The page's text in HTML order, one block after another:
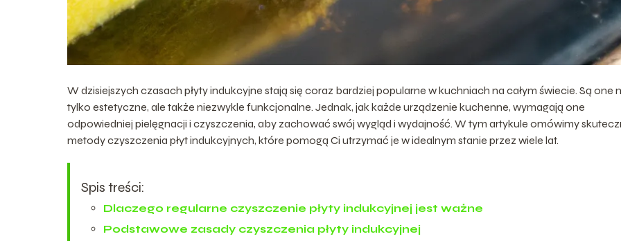
W dzisiejszych czasach płyty indukcyjne stają się coraz bardziej popularne w kuchniach na całym świecie. Są one
tylko estetyczne, ale także niezwykle funkcjonalne. Jednak, jak każde urządzenie kuchenne, wymagają one
odpowiedniej pielęgnacji i czyszczenia, aby zachować swój wygląd i wydajność. W tym artykule omówimy
metody czyszczenia płyt indukcyjnych, które pomogą Ci utrzymać je w idealnym stanie przez wiele lat.
Spis treści:
Dlaczego regularne czyszczenie płyty indukcyjnej jest ważne
Podstawowe zasady czyszczenia płyty indukcyjnej